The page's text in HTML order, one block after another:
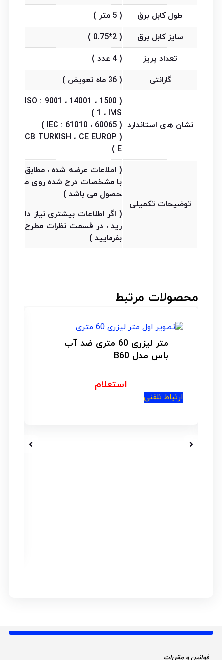
طول کابل برق
( 5 متر )
سایز کابل برق
( 2*0.75 )
تعداد پریز
( 4 عدد )
گارانتی
( 36 ماه تعویض )
نشان های استاندارد
( ISO : 9001 ، 14001 ، 1500
1 ، IMS )
( IEC : 61010 ، 60065 )
( CB TURKISH ، CE EUROP
E )
توضیحات تکمیلی
( اطلاعات عرضه شده ، مطابق
با مشخصات درج شده روی م
حصول می باشد )
( اگر اطلاعات بیشتری نیاز دا
رید ، در قسمت نظرات مطرح
بفرمایید )
محصولات مرتبط
متر لیزری 60 متری ضد آب
باس مدل B60
استعلام
ارتباط تلفنی
قوانین و مقررات